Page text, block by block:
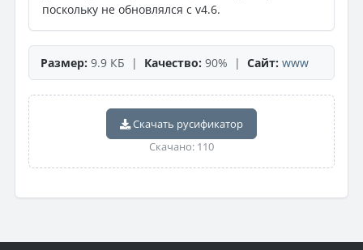
поскольку не обновлялся с v4.6.
Размер: 9.9 КБ | Качество: 90% | Сайт: www
Скачать русификатор
Скачано: 110